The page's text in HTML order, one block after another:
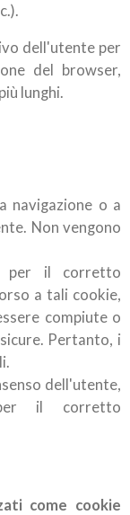
dell'utente per
del browser,
lunghi.
navigazione o a
Non vengono
per il corretto
a tali cookie,
compiute o
Pertanto, i
dell'utente,
il corretto
come cookie